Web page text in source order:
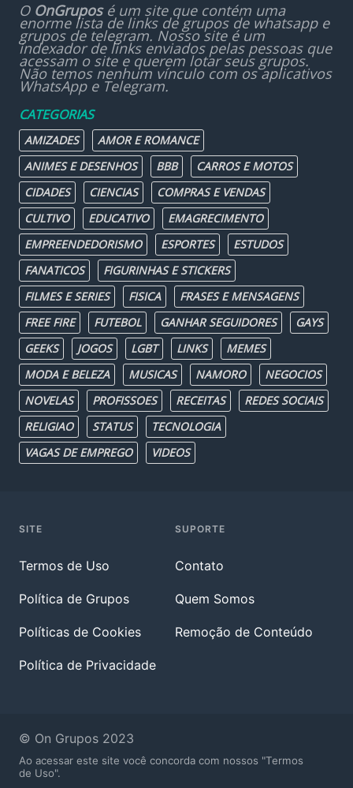
O OnGruposé um site que contém uma
enorme lista de links de grupos de whatsapp e
grupos de telegram. Nosso site é um
indexador de links enviados pelas pessoas que
acessam o site e querem lotar seus grupos.
Não temos nenhum vínculo com os aplicativos
WhatsApp e Telegram.
CATEGORIAS
AMIZADES
AMOR E ROMANCE
ANIMES E DESENHOS
BBB
CARROS E MOTOS
CIDADES
CIENCIAS
COMPRAS E VENDAS
CULTIVO
EDUCATIVO
EMAGRECIMENTO
EMPREENDEDORISMO
ESPORTES
ESTUDOS
FANATICOS
FIGURINHAS E STICKERS
FILMES E SERIES
FISICA
FRASES E MENSAGENS
FREE FIRE
FUTEBOL GANHAR SEGUIDORES
GAYS
GEEKS
JOGOS LGBT LINKS
MEMES
MODA E BELEZA
MUSICAS NAMORO
NEGOCIOS
NOVELAS
PROFISSOES RECEITAS
REDES SOCIAIS
RELIGIAO
STATUS
TECNOLOGIA
VAGAS DE EMPREGO
VIDEOS
SITE
Termos de Uso
Política de Grupos
Políticas de Cookies
Política de Privacidade
SUPORTE
Contato
Quem Somos
Remoção de Conteúdo
© On Grupos 2023
Ao acessar este site você concorda com nossos "Termos
de Uso".